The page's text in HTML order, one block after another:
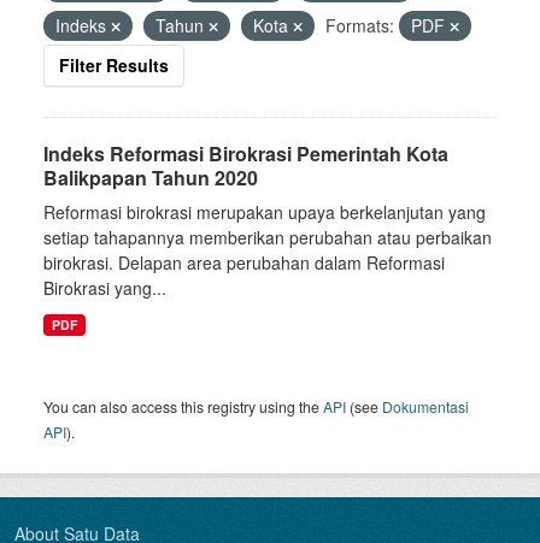
Indeks
Tahun Kota Formats:
PDF
Filter Results
Indeks Reformasi Birokrasi Pemerintah Kota
Balikpapan Tahun 2020
Reformasi birokrasi merupakan upaya berkelanjutan yang
setiap tahapannya memberikan perubahan atau perbaikan
birokrasi. Delapan area perubahan dalam Reformasi
Birokrasi yang...
PDF
You can also access this registry using theAPI (see Dokumentasi
API).
About Satu Data